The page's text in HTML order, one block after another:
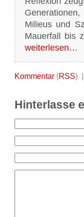
Milieus und
Mauerfall bis
weiterlesen…
Kommentar (RSS) |
Hinterlasse